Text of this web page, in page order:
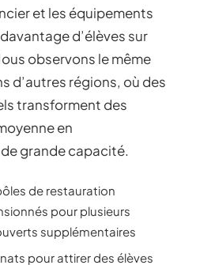
et les équipements
d’élèves sur
observons le même
d’autres régions, où des
transforment des
en
grande capacité.
de restauration
pour plusieurs
supplémentaires
pour attirer des élèves